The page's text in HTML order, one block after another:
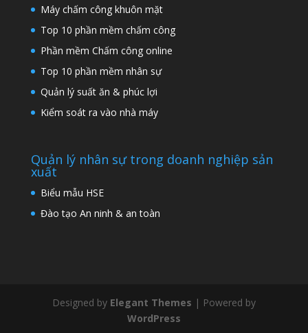
Máy chấm công khuôn mặt
Top 10 phần mềm chấm công
Phần mềm Chấm công online
Top 10 phần mềm nhân sự
Quản lý suất ăn & phúc lợi
Kiểm soát ra vào nhà máy
Quản lý nhân sự trong doanh nghiệp sản
xuất
Biểu mẫu HSE
Đào tạo An ninh & an toàn
Designed by Elegant Themes | Powered by
WordPress